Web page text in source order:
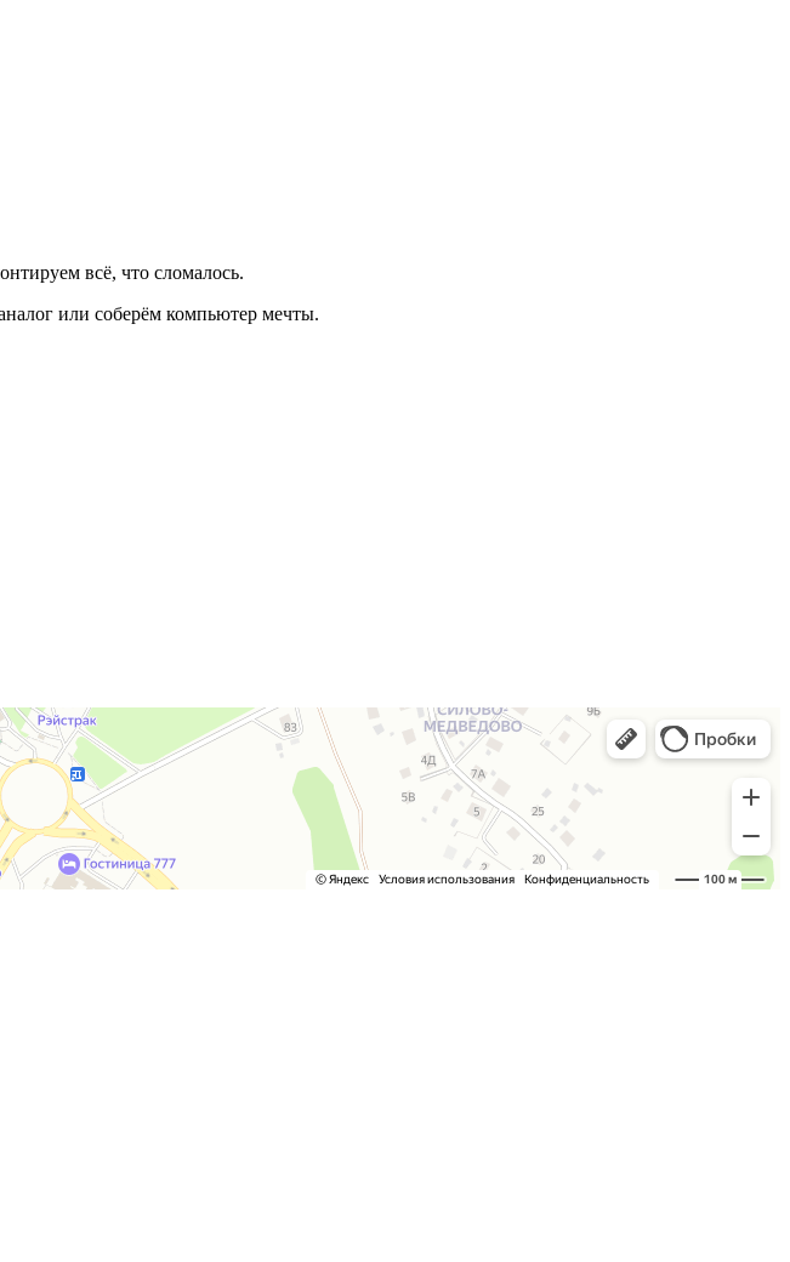
всё, что сломалось.
или соберём компьютер мечты.